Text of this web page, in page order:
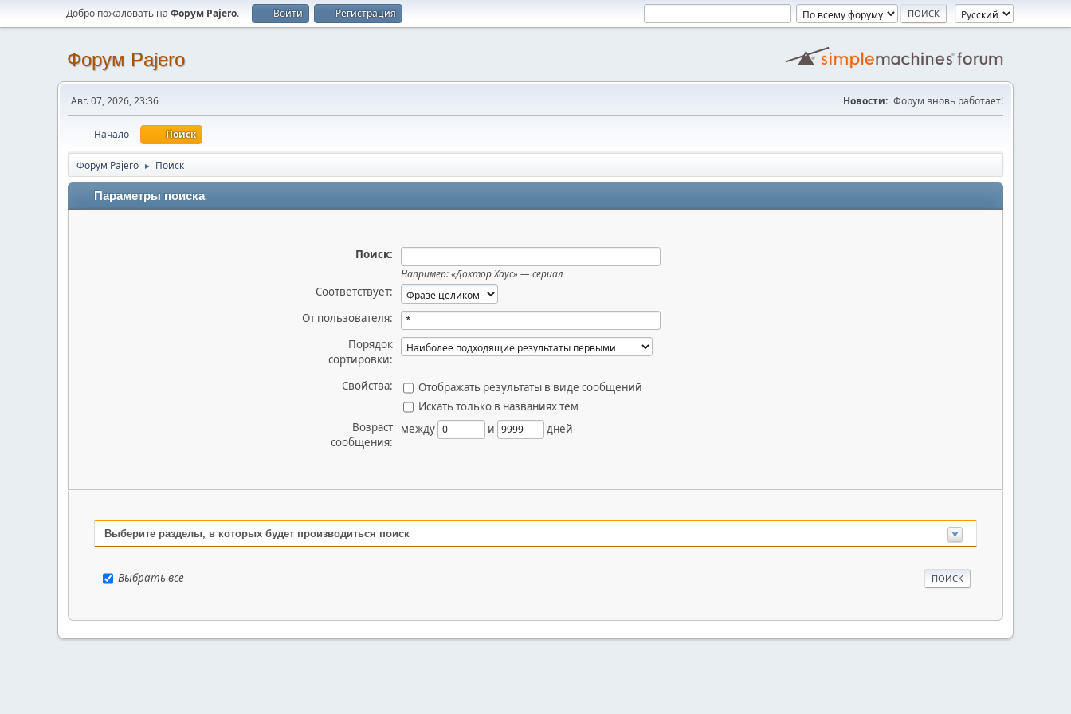
Добро пожаловать на Форум Pajero. Войти Регистрация
Форум Pajero
Авг. 07, 2026, 23:36 Новости: Форум вновь работает!
Начало Поиск
Форум Pajero ► Поиск
Параметры поиска
Поиск:
Например:«Доктор Хаус» — сериал
Соответствует:
От пользователя:
Порядок
сортировки:
Свойства:
Отображать результаты в виде сообщений
Искать только в названиях тем
Возраст
сообщения:
между и дней
Выберите разделы, в которых будет производиться поиск
Выбрать все